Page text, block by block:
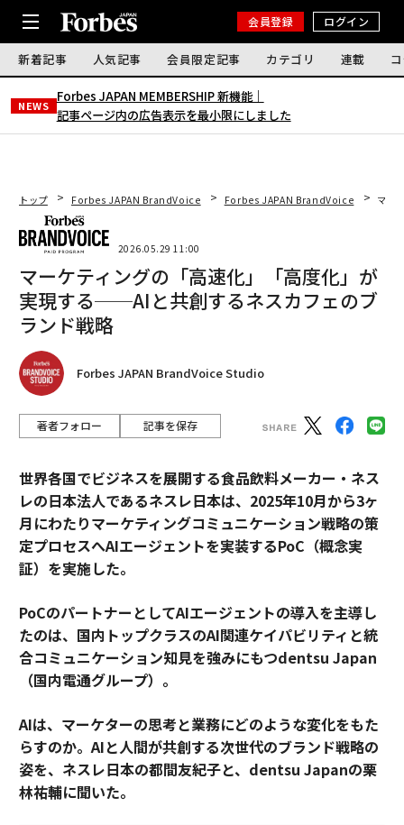
会員登録 ログイン
新着記事 人気記事 会員限定記事 カテゴリ 連載
NEWS
Forbes JAPAN MEMBERSHIP 新機能｜
記事ページ内の広告表示を最小限にしました
トップ Forbes JAPAN BrandVoice Forbes JAPAN BrandVoice マー
2026.05.29 11:00
マーケティングの「高速化」「高度化」が
実現する──AIと共創するネスカフェのブ
ランド戦略
Forbes JAPAN BrandVoice Studio
著者フォロー 記事を保存
世界各国でビジネスを展開する食品飲料メーカー・ネス
レの日本法人であるネスレ日本は、2025年10月から3ヶ
月にわたりマーケティングコミュニケーション戦略の策
定プロセスへAIエージェントを実装するPoC（概念実
証）を実施した。
PoCのパートナーとしてAIエージェントの導入を主導し
たのは、国内トップクラスのAI関連ケイパビリティと統
合コミュニケーション知見を強みにもつdentsu Japan
（国内電通グループ）。
AIは、マーケターの思考と業務にどのような変化をもた
らすのか。AIと人間が共創する次世代のブランド戦略の
姿を、ネスレ日本の都間友紀子と、dentsu Japanの栗
林祐輔に聞いた。